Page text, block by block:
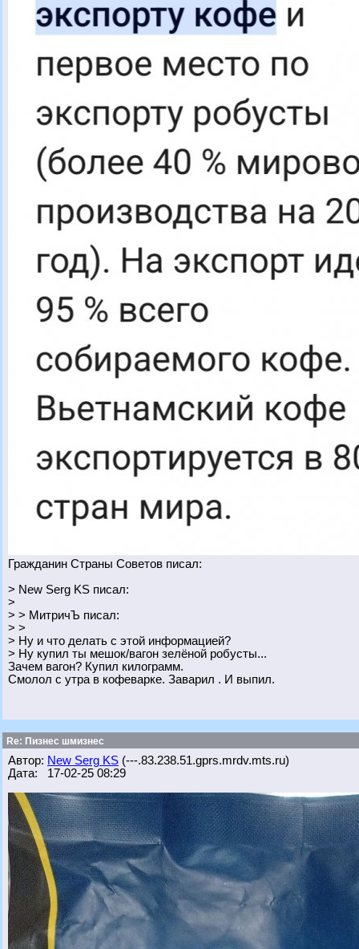
Гражданин Страны Советов писал:
> New Serg KS писал:
>
> > МитричЪ писал:
> >
> Ну и что делать с этой информацией?
> Ну купил ты мешок/вагон зелёной робусты...
Зачем вагон? Купил килограмм.
Смолол с утра в кофеварке. Заварил . И выпил.
Re: Пизнес шмизнес
Автор: New Serg KS (---.83.238.51.gprs.mrdv.mts.ru)
Дата: 17-02-25 08:29